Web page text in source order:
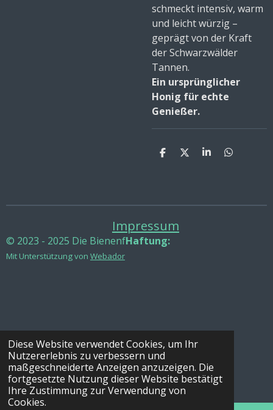
Diese Website verwendet Cookies, um Ihr
Nutzererlebnis zu verbessern und
maßgeschneiderte Anzeigen anzuzeigen. Die
fortgesetzte Nutzung dieser Website bestätigt
Ihre Zustimmung zur Verwendung von
Cookies.
schmeckt intensiv, warm
und leicht würzig –
geprägt von der Kraft
der Schwarzwälder
Tannen.
Ein ursprünglicher
Honig für echte
Genießer.
T
n
T
n
T
n
T
n
Impressum
© 2023 - 2025 Die BienenfHaftung:
Mit Unterstützung von Webador